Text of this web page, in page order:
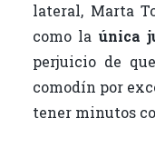
lateral, Marta
como la única
perjuicio de
comodín por
tener minutos